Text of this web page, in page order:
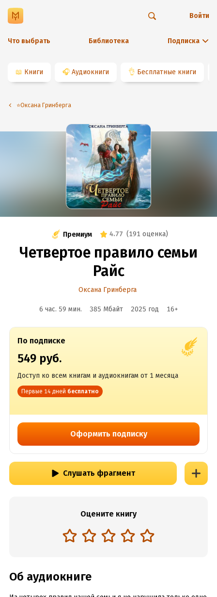
Что выбрать Библиотека Подписка
Войти
📖 Книги 🎧 Аудиокниги 👌 Бесплатные книги
⭐️Оксана Гринберга
Премиум 4.77 (191 оценка)
Четвертое правило семьи
Райс
Оксана Гринберга
6 час. 59 мин. 385 Мбайт 2025 год 16+
По подписке
549 руб.
Доступ ко всем книгам и аудиокнигам от 1 месяца
Первые 14 дней бесплатно
Оформить подписку
Слушать фрагмент
Оцените книгу
Об аудиокниге